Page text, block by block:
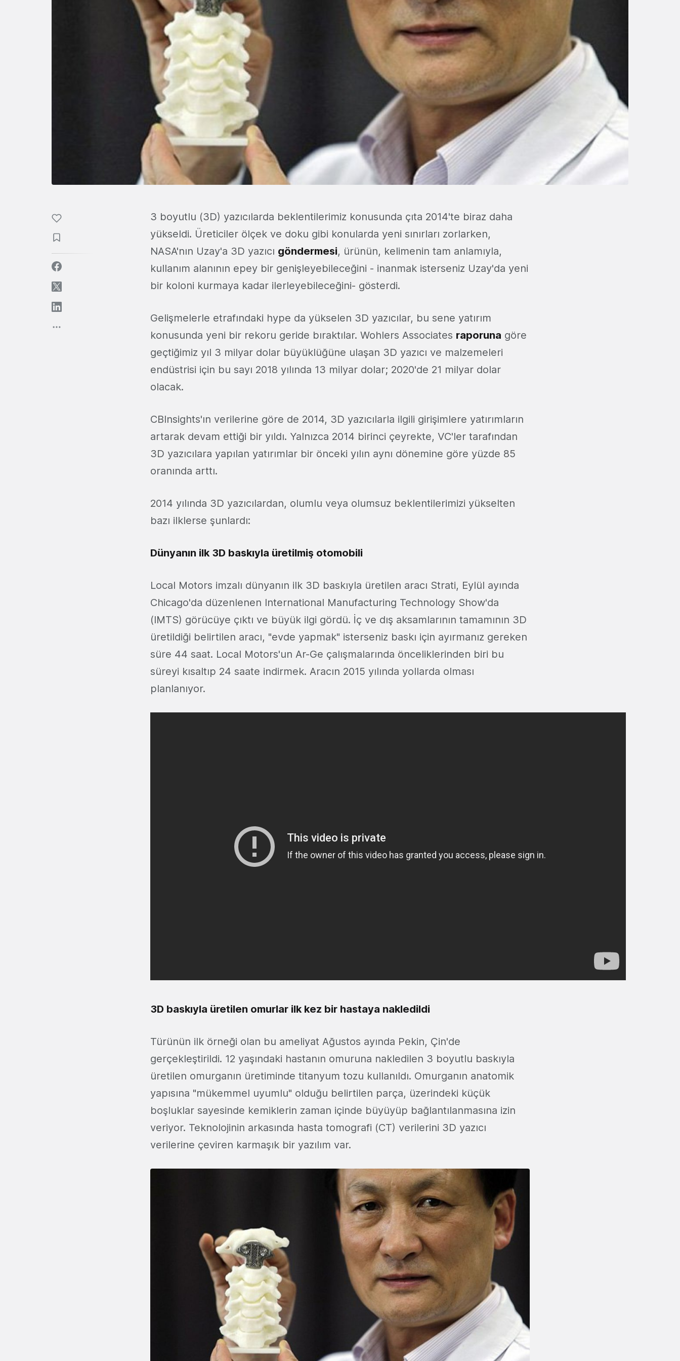
3 boyutlu (3D) yazıcılarda beklentilerimiz konusunda çıta 2014'te biraz daha
yükseldi. Üreticiler ölçek ve doku gibi konularda yeni sınırları zorlarken,
NASA'nın Uzay'a 3D yazıcı göndermesi, ürünün, kelimenin tam anlamıyla,
kullanım alanının epey bir genişleyebileceğini - inanmak isterseniz Uzay'da yeni
bir koloni kurmaya kadar ilerleyebileceğini- gösterdi.
Gelişmelerle etrafındaki hype da yükselen 3D yazıcılar, bu sene yatırım
konusunda yeni bir rekoru geride bıraktılar. Wohlers Associates raporuna göre
geçtiğimiz yıl 3 milyar dolar büyüklüğüne ulaşan 3D yazıcı ve malzemeleri
endüstrisi için bu sayı 2018 yılında 13 milyar dolar; 2020'de 21 milyar dolar
olacak.
CBInsights'ın verilerine göre de 2014, 3D yazıcılarla ilgili girişimlere yatırımların
artarak devam ettiği bir yıldı. Yalnızca 2014 birinci çeyrekte, VC'ler tarafından
3D yazıcılara yapılan yatırımlar bir önceki yılın aynı dönemine göre yüzde 85
oranında arttı.
2014 yılında 3D yazıcılardan, olumlu veya olumsuz beklentilerimizi yükselten
bazı ilklerse şunlardı:
Dünyanın ilk 3D baskıyla üretilmiş otomobili
Local Motors imzalı dünyanın ilk 3D baskıyla üretilen aracı Strati, Eylül ayında
Chicago'da düzenlenen International Manufacturing Technology Show'da
(IMTS) görücüye çıktı ve büyük ilgi gördü. İç ve dış aksamlarının tamamının 3D
üretildiği belirtilen aracı, "evde yapmak" isterseniz baskı için ayırmanız gereken
süre 44 saat. Local Motors'un Ar-Ge çalışmalarında önceliklerinden biri bu
süreyi kısaltıp 24 saate indirmek. Aracın 2015 yılında yollarda olması
planlanıyor.
3D baskıyla üretilen omurlar ilk kez bir hastaya nakledildi
Türünün ilk örneği olan bu ameliyat Ağustos ayında Pekin, Çin'de
gerçekleştirildi. 12 yaşındaki hastanın omuruna nakledilen 3 boyutlu baskıyla
üretilen omurganın üretiminde titanyum tozu kullanıldı. Omurganın anatomik
yapısına "mükemmel uyumlu" olduğu belirtilen parça, üzerindeki küçük
boşluklar sayesinde kemiklerin zaman içinde büyüyüp bağlantılanmasına izin
veriyor. Teknolojinin arkasında hasta tomografi (CT) verilerini 3D yazıcı
verilerine çeviren karmaşık bir yazılım var.